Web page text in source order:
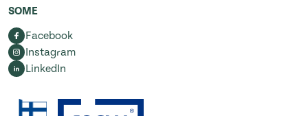
SOME
Facebook
Instagram
LinkedIn